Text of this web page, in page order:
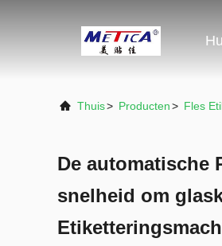
Thuis> Producten> Fles
De automatische
snelheid om